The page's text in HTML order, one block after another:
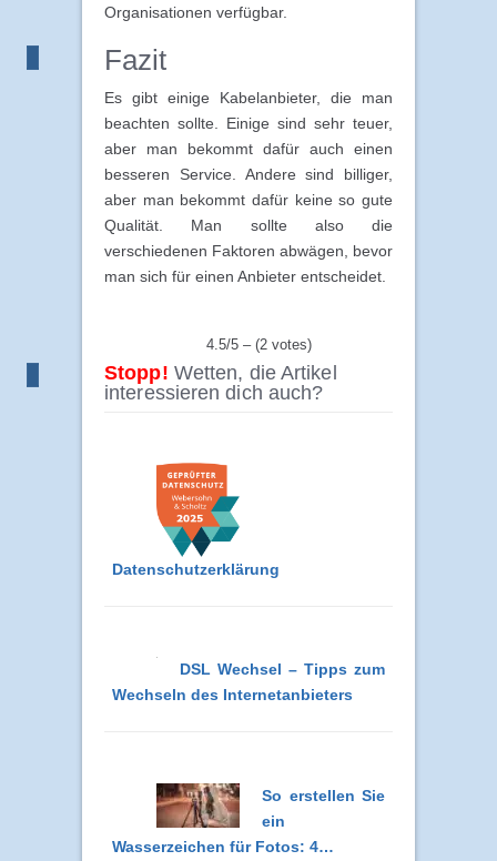
Organisationen verfügbar.
Fazit
Es gibt einige Kabelanbieter, die man
beachten sollte. Einige sind sehr teuer,
aber man bekommt dafür auch einen
besseren Service. Andere sind billiger,
aber man bekommt dafür keine so gute
Qualität. Man sollte also die
verschiedenen Faktoren abwägen, bevor
man sich für einen Anbieter entscheidet.
4.5/5 – (2 votes)
Stopp! Wetten, die Artikel
interessieren dich auch?
Datenschutzerklärung
DSL Wechsel – Tipps zum
Wechseln des Internetanbieters
So erstellen Sie
ein
Wasserzeichen für Fotos: 4…